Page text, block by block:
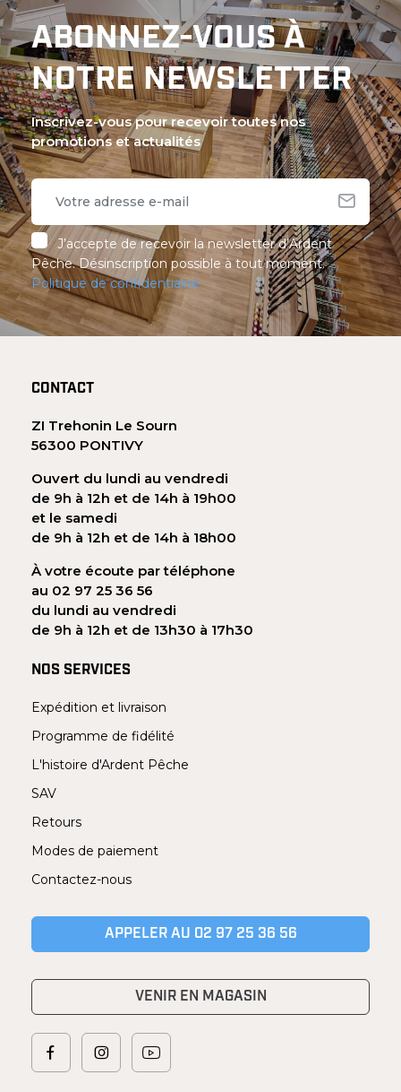
ABONNEZ-VOUS À
NOTRE NEWSLETTER
Inscrivez-vous pour recevoir toutes nos
promotions et actualités
J’accepte de recevoir la newsletter d’Ardent
Pêche. Désinscription possible à tout moment.
Politique de confidentialité
CONTACT
ZI Trehonin Le Sourn
56300 PONTIVY
Ouvert du lundi au vendredi
de 9h à 12h et de 14h à 19h00
et le samedi
de 9h à 12h et de 14h à 18h00
À votre écoute par téléphone
au 02 97 25 36 56
du lundi au vendredi
de 9h à 12h et de 13h30 à 17h30
NOS SERVICES
Expédition et livraison
Programme de fidélité
L'histoire d'Ardent Pêche
SAV
Retours
Modes de paiement
Contactez-nous
APPELER AU 02 97 25 36 56
VENIR EN MAGASIN